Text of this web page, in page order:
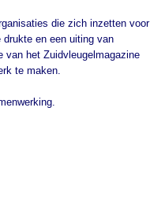
die zich inzetten voor
en een uiting van
van het Zuidvleugelmagazine
te maken.